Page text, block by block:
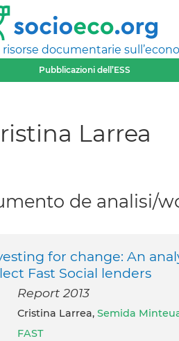
risorse documentarie
Pubblicazioni dell’ESS
Larrea
de analisi/
for change: An
Fast Social lenders
Report 2013
Cristina Larrea, Semida
FAST